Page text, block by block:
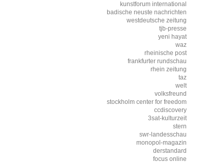
kunstforum international
badische neuste nachrichten
westdeutsche zeitung
tjb-presse
yeni hayat
waz
rheinische post
frankfurter rundschau
rhein zeitung
taz
welt
volksfreund
stockholm center for freedom
ccdiscovery
3sat-kulturzeit
stern
swr-landesschau
monopol-magazin
derstandard
focus online